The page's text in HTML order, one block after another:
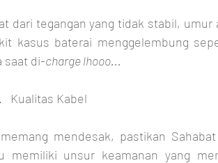
dari tegangan yang tidak stabil,
kasus baterai menggelembung
saat di-charge lhooo...
3.   Kualitas Kabel
mendesak, pastikan
memiliki unsur keamanan yang